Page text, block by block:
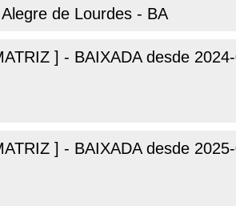
de Lourdes - BA
] - BAIXADA desde
] - BAIXADA desde